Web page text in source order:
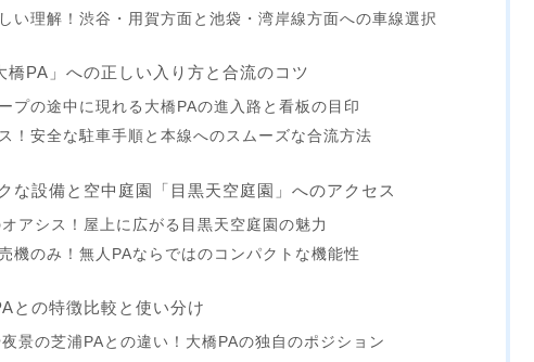
い理解！渋谷・用賀方面と池袋・湾岸線方面への車線選択
橋PA」への正しい入り方と合流のコツ
プの途中に現れる大橋PAの進入路と看板の目印
！安全な駐車手順と本線へのスムーズな合流方法
な設備と空中庭園「目黒天空庭園」へのアクセス
アシス！屋上に広がる目黒天空庭園の魅力
機のみ！無人PAならではのコンパクトな機能性
との特徴比較と使い分け
景の芝浦PAとの違い！大橋PAの独自のポジション